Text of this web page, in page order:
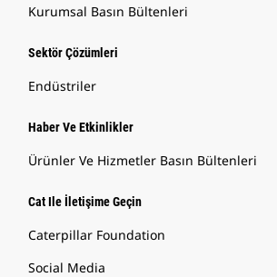
Kurumsal Basın Bültenleri
Sektör Çözümleri
Endüstriler
Haber Ve Etkinlikler
Ürünler Ve Hizmetler Basın Bültenleri
Cat Ile İletişime Geçin
Caterpillar Foundation
Social Media